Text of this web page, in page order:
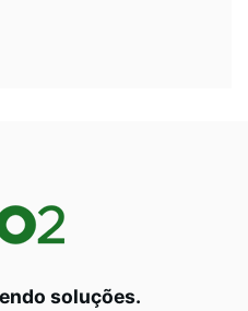
soluções.